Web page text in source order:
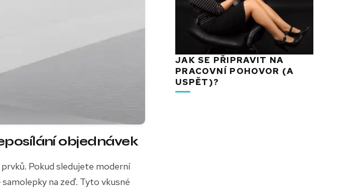
objednávek
Pokud sledujete moderní
na zeď. Tyto vkusné
JAK SE PŘIPRAVIT NA
PRACOVNÍ POHOVOR (A
USPĚT)?